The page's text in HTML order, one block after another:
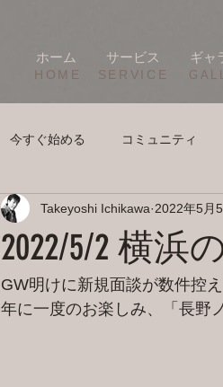
ホーム サービス ギャ
HOME SERVICE
今すぐ始める コミュニティ
2022/5/2 横浜
Takeyoshi Ichikawa 2022年5月
GW明けに新規面談が数件控
年に一度のお楽しみ、「長野